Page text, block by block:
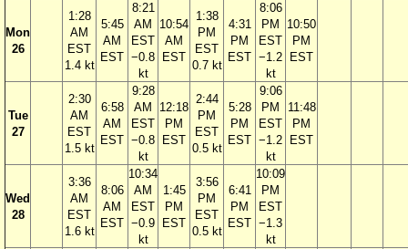
Mon
26
1:28
AM
EST
1.4 kt
5:45
AM
EST
8:21
AM
EST
−0.8
kt
10:54
AM
EST
1:38
PM
EST
0.7 kt
4:31
PM
EST
8:06
PM
EST
−1.2
kt
10:50
PM
EST
Tue
27
2:30
AM
EST
1.5 kt
6:58
AM
EST
9:28
AM
EST
−0.8
kt
12:18
PM
EST
2:44
PM
EST
0.5 kt
5:28
PM
EST
9:06
PM
EST
−1.2
kt
11:48
PM
EST
Wed
28
3:36
AM
EST
1.6 kt
8:06
AM
EST
10:34
AM
EST
−0.9
kt
1:45
PM
EST
3:56
PM
EST
0.5 kt
6:41
PM
EST
10:09
PM
EST
−1.3
kt